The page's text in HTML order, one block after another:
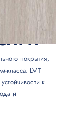
покрытия,
класса. LVT
к
и